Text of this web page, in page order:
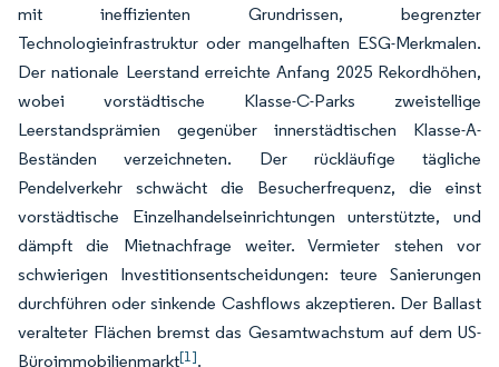
mit ineffizienten Grundrissen, begrenzter
Technologieinfrastruktur oder mangelhaften ESG-Merkmalen.
Der nationale Leerstand erreichte Anfang 2025 Rekordhöhen,
wobei vorstädtische Klasse-C-Parks zweistellige
Leerstandsprämien gegenüber innerstädtischen Klasse-A-
Beständen verzeichneten. Der rückläufige tägliche
Pendelverkehr schwächt die Besucherfrequenz, die einst
vorstädtische Einzelhandelseinrichtungen unterstützte, und
dämpft die Mietnachfrage weiter. Vermieter stehen vor
schwierigen Investitionsentscheidungen: teure Sanierungen
durchführen oder sinkende Cashflows akzeptieren. Der Ballast
veralteter Flächen bremst das Gesamtwachstum auf dem US-
Büroimmobilienmarkt[1].